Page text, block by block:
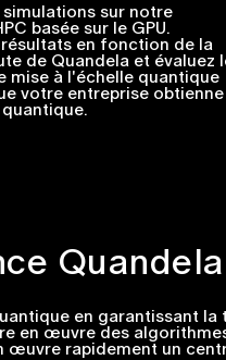
simulations sur notre
basée sur le GPU.
résultats en fonction de la
de Quandela et évaluez
mise à l'échelle quantique
votre entreprise obtienne
Quandela
en garantissant
en œuvre des
rapidement un